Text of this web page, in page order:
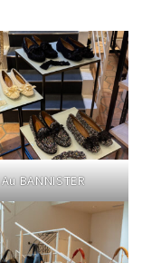
Au BANNISTER